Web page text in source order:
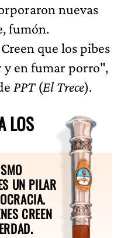
nuevas
fumón.
que los pibes
y en fumar porro",
PPT(El Trece).
LOS
UN PILAR
CREEN